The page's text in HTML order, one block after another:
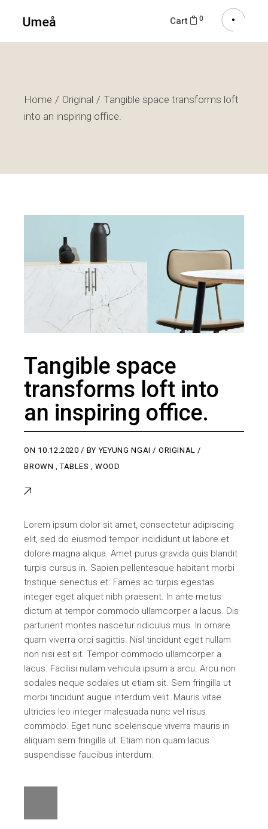
Cart 0
Home Original
Tangible space transforms loft
into an inspiring office.
Tangible space
transforms loft into
an inspiring office.
ON 10.12.2020 BYYEYUNG NGAI
ORIGINAL
BROWN ,TABLES ,WOOD
Lorem ipsum dolor sit amet, consectetur adipiscing
elit, sed do eiusmod tempor incididunt ut labore et
dolore magna aliqua. Amet purus gravida quis blandit
turpis cursus in. Sapien pellentesque habitant morbi
tristique senectus et. Fames ac turpis egestas
integer eget aliquet nibh praesent. In ante metus
dictum at tempor commodo ullamcorper a lacus. Dis
parturient montes nascetur ridiculus mus. In ornare
quam viverra orci sagittis. Nisl tincidunt eget nullam
non nisi est sit. Tempor commodo ullamcorper a
lacus. Facilisi nullam vehicula ipsum a arcu. Arcu non
sodales neque sodales ut etiam sit. Sem fringilla ut
morbi tincidunt augue interdum velit. Mauris vitae
ultricies leo integer malesuada nunc vel risus
commodo. Eget nunc scelerisque viverra mauris in
aliquam sem fringilla ut. Etiam non quam lacus
suspendisse faucibus interdum.